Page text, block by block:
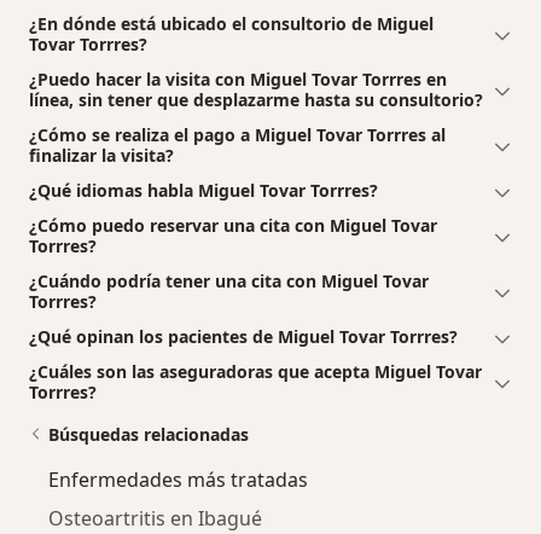
¿En dónde está ubicado el consultorio de Miguel
Tovar Torrres?
¿Puedo hacer la visita con Miguel Tovar Torrres en
línea, sin tener que desplazarme hasta su consultorio?
¿Cómo se realiza el pago a Miguel Tovar Torrres al
finalizar la visita?
¿Qué idiomas habla Miguel Tovar Torrres?
¿Cómo puedo reservar una cita con Miguel Tovar
Torrres?
¿Cuándo podría tener una cita con Miguel Tovar
Torrres?
¿Qué opinan los pacientes de Miguel Tovar Torrres?
¿Cuáles son las aseguradoras que acepta Miguel Tovar
Torrres?
Búsquedas relacionadas
Enfermedades más tratadas
Osteoartritis en Ibagué